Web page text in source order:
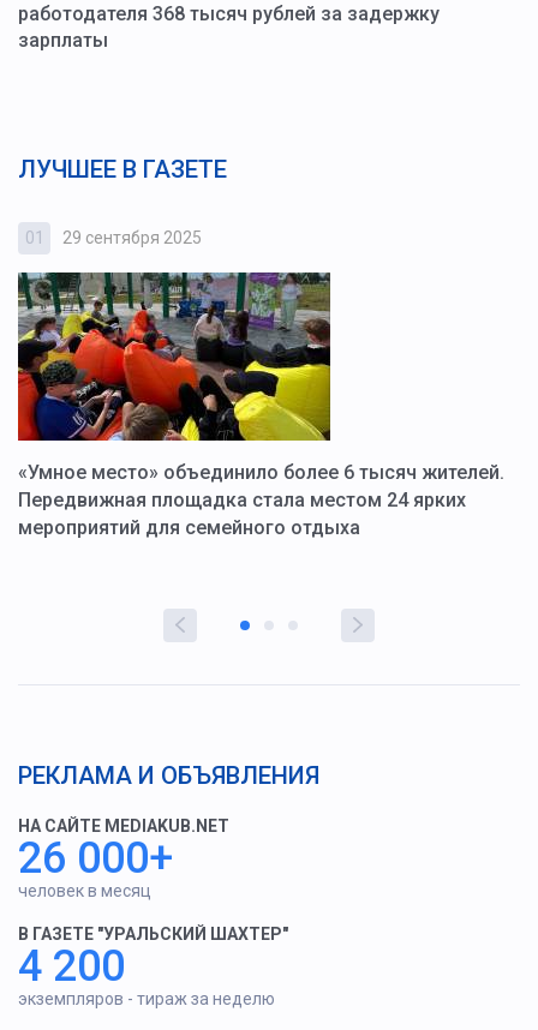
работодателя 368 тысяч рублей за задержку
зарплаты
ЛУЧШЕЕ В ГАЗЕТЕ
01 29 сентября 2025
«Умное место» объединило более 6 тысяч жителей.
Передвижная площадка стала местом 24 ярких
мероприятий для семейного отдыха
РЕКЛАМА И ОБЪЯВЛЕНИЯ
НА САЙТЕ MEDIAKUB.NET
26 000+
человек в месяц
В ГАЗЕТЕ "УРАЛЬСКИЙ ШАХТЕР"
4 200
экземпляров - тираж за неделю